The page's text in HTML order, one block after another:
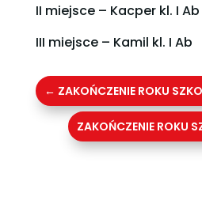
II miejsce – Kacper kl. I Ab
III miejsce – Kamil kl. I Ab
← ZAKOŃCZENIE ROKU
ZAKOŃCZENIE ROKU